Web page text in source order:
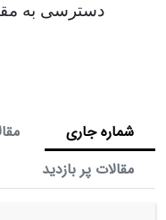
دسترسی به
شماره جاری
مقالات پر بازدید